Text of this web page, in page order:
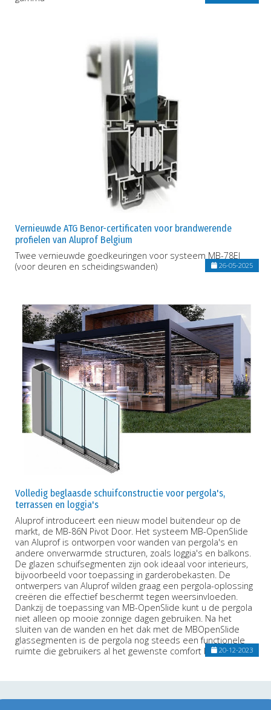
Vernieuwde ATG Benor-certificaten voor brandwerende
profielen van Aluprof Belgium
Twee vernieuwde goedkeuringen voor systeem MB-78EI
(voor deuren en scheidingswanden)
26-05-2025
Volledig beglaasde schuifconstructie voor pergola's,
terrassen en loggia's
Aluprof introduceert een nieuw model buitendeur op de
markt, de MB-86N Pivot Door. Het systeem MB-OpenSlide
van Aluprof is ontworpen voor wanden van pergola's en
andere onverwarmde structuren, zoals loggia's en balkons.
De glazen schuifsegmenten zijn ook ideaal voor interieurs,
bijvoorbeeld voor toepassing in garderobekasten. De
ontwerpers van Aluprof wilden graag een pergola-oplossing
creëren die effectief beschermt tegen weersinvloeden.
Dankzij de toepassing van MB-OpenSlide kunt u de pergola
niet alleen op mooie zonnige dagen gebruiken. Na het
sluiten van de wanden en het dak met de MBOpenSlide
glassegmenten is de pergola nog steeds een functionele
ruimte die gebruikers al het gewenste comfort biedt.20-12-2023